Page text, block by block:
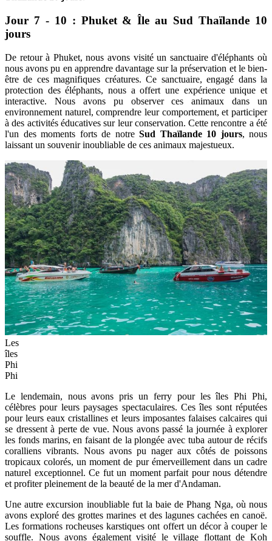
Jour 7 - 10 : Phuket & Île au Sud Thaïlande 10
jours
De retour à Phuket, nous avons visité un sanctuaire d'éléphants où
nous avons pu en apprendre davantage sur la préservation et le bien-
être de ces magnifiques créatures. Ce sanctuaire, engagé dans la
protection des éléphants, nous a offert une expérience unique et
interactive. Nous avons pu observer ces animaux dans un
environnement naturel, comprendre leur comportement, et participer
à des activités éducatives sur leur conservation. Cette rencontre a été
l'un des moments forts de notre Sud Thaïlande 10 jours, nous
laissant un souvenir inoubliable de ces animaux majestueux.
Les
îles
Phi
Phi
Le lendemain, nous avons pris un ferry pour les îles Phi Phi,
célèbres pour leurs paysages spectaculaires. Ces îles sont réputées
pour leurs eaux cristallines et leurs imposantes falaises calcaires qui
se dressent à perte de vue. Nous avons passé la journée à explorer
les fonds marins, en faisant de la plongée avec tuba autour de récifs
coralliens vibrants. Nous avons pu nager aux côtés de poissons
tropicaux colorés, un moment de pur émerveillement dans un cadre
naturel exceptionnel. Ce fut un moment parfait pour nous détendre
et profiter pleinement de la beauté de la mer d'Andaman.
Une autre excursion inoubliable fut la baie de Phang Nga, où nous
avons exploré des grottes marines et des lagunes cachées en canoë.
Les formations rocheuses karstiques ont offert un décor à couper le
souffle. Nous avons également visité le village flottant de Koh